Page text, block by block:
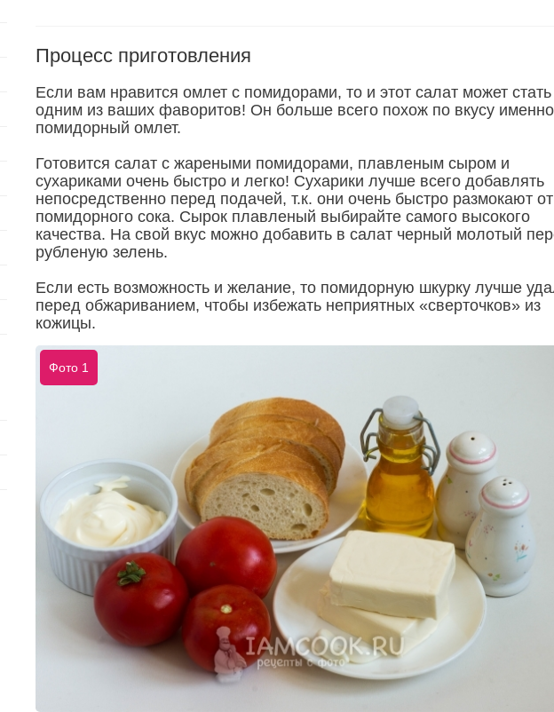
Процесс приготовления
Если вам нравится омлет с помидорами, то и этот салат может стать
одним из ваших фаворитов! Он больше всего похож по вкусу
помидорный омлет.
Готовится салат с жареными помидорами, плавленым сыром и
сухариками очень быстро и легко! Сухарики лучше всего добавлять
непосредственно перед подачей, т.к. они очень быстро размокают от
помидорного сока. Сырок плавленый выбирайте самого высокого
качества. На свой вкус можно добавить в салат черный молотый
рубленую зелень.
Если есть возможность и желание, то помидорную шкурку лучше
перед обжариванием, чтобы избежать неприятных «сверточков» из
кожицы.
Фото 1